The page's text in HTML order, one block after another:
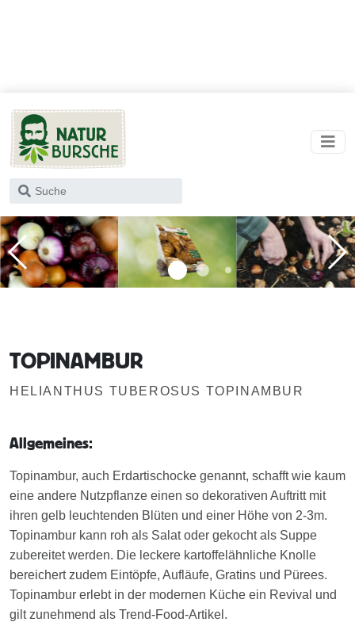
Wonach
du?
TOPINAMBUR
HELIANTHUS TUBEROSUS TOPINAMBUR
Allgemeines:
Topinambur, auch Erdartischocke genannt, schafft wie kaum
eine andere Nutzpflanze einen so dekorativen Auftritt mit
ihren gelb leuchtenden Blüten und einer Höhe von 2-3m.
Topinambur kann roh als Salat oder gekocht als Suppe
zubereitet werden. Die leckere kartoffelähnliche Knolle
bereichert zudem Eintöpfe, Aufläufe, Gratins und Pürees.
Topinambur erlebt in der modernen Küche ein Revival und
gilt zunehmend als Trend-Food-Artikel.